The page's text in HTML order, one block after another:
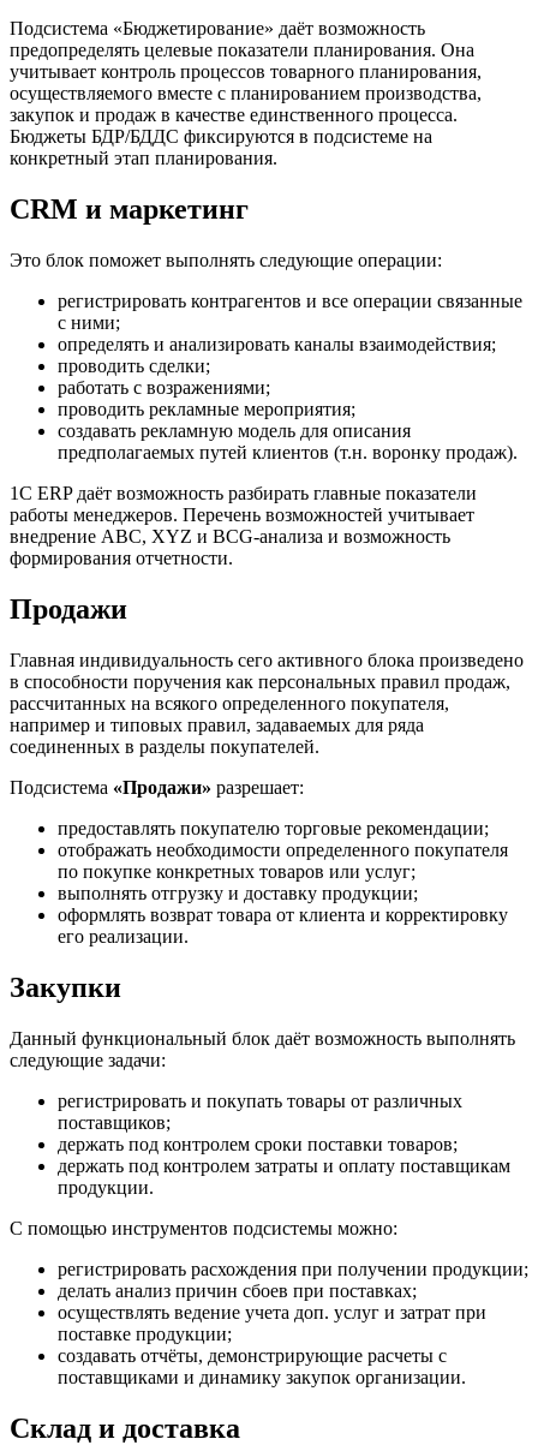
Подсистема «Бюджетирование» даёт возможность
предопределять целевые показатели планирования. Она
учитывает контроль процессов товарного планирования,
осуществляемого вместе с планированием производства,
закупок и продаж в качестве единственного процесса.
Бюджеты БДР/БДДС фиксируются в подсистеме на
конкретный этап планирования.
CRM и маркетинг
Это блок поможет выполнять следующие операции:
регистрировать контрагентов и все операции связанные
с ними;
определять и анализировать каналы взаимодействия;
проводить сделки;
работать с возражениями;
проводить рекламные мероприятия;
создавать рекламную модель для описания
предполагаемых путей клиентов (т.н. воронку продаж).
1C ERP даёт возможность разбирать главные показатели
работы менеджеров. Перечень возможностей учитывает
внедрение ABC, XYZ и BCG-анализа и возможность
формирования отчетности.
Продажи
Главная индивидуальность сего активного блока произведено
в способности поручения как персональных правил продаж,
рассчитанных на всякого определенного покупателя,
например и типовых правил, задаваемых для ряда
соединенных в разделы покупателей.
Подсистема «Продажи» разрешает:
предоставлять покупателю торговые рекомендации;
отображать необходимости определенного покупателя
по покупке конкретных товаров или услуг;
выполнять отгрузку и доставку продукции;
оформлять возврат товара от клиента и корректировку
его реализации.
Закупки
Данный функциональный блок даёт возможность выполнять
следующие задачи:
регистрировать и покупать товары от различных
поставщиков;
держать под контролем сроки поставки товаров;
держать под контролем затраты и оплату поставщикам
продукции.
С помощью инструментов подсистемы можно:
регистрировать расхождения при получении продукции;
делать анализ причин сбоев при поставках;
осуществлять ведение учета доп. услуг и затрат при
поставке продукции;
создавать отчёты, демонстрирующие расчеты с
поставщиками и динамику закупок организации.
Склад и доставка